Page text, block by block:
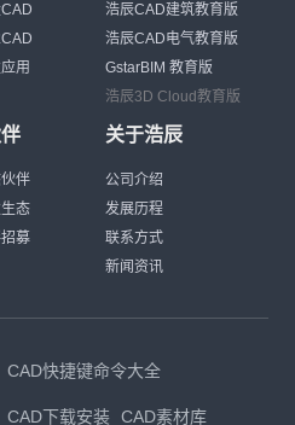
用
浩辰CAD建筑教育版
浩辰CAD电气教育版
GstarBIM 教育版
浩辰3D Cloud教育版
伴
态
募
关于浩辰
公司介绍
发展历程
联系方式
新闻资讯
CAD快捷键命令大全
CAD下载安装 CAD素材库